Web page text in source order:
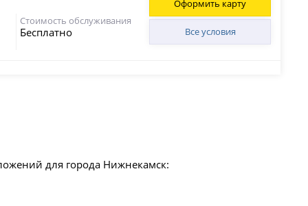
Стоимость обслуживания
Бесплатно Все условия
Оформить карту
для города Нижнекамск: